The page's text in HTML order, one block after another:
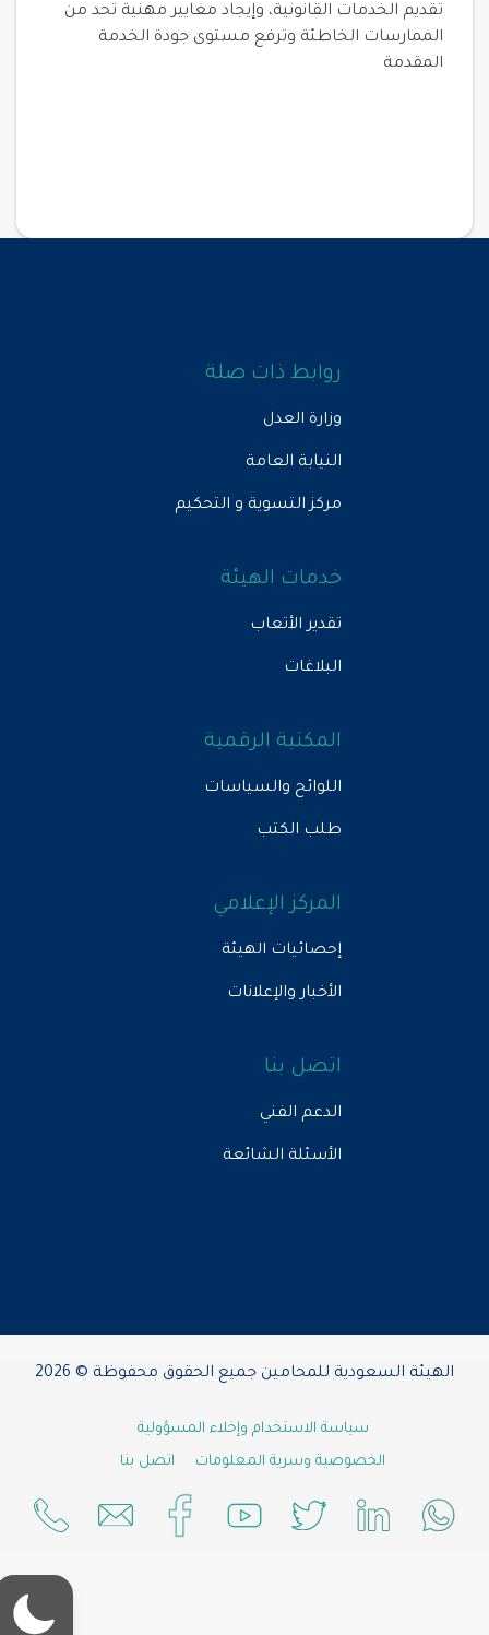
تقديم الخدمات القانونية، وإيجاد معايير مهنية تحد من
الممارسات الخاطئة وترفع مستوى جودة الخدمة
المقدمة
روابط ذات صلة
وزارة العدل
النيابة العامة
مركز التسوية و التحكيم
خدمات الهيئة
تقدير الأتعاب
البلاغات
المكتبة الرقمية
اللوائح والسياسات
طلب الكتب
المركز الإعلامي
إحصائيات الهيئة
الأخبار والإعلانات
اتصل بنا
الدعم الفني
الأسئلة الشائعة
الهيئة السعودية للمحامين جميع الحقوق محفوظة © 2026
سياسة الاستخدام وإخلاء المسؤولية
الخصوصية وسرية المعلومات
اتصل بنا